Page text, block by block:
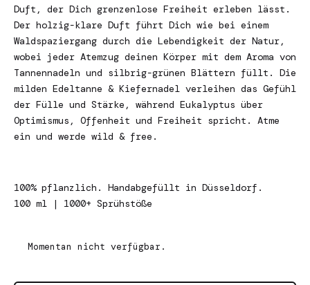
Duft, der Dich grenzenlose Freiheit erleben lässt.
Der holzig-klare Duft führt Dich wie bei einem
Waldspaziergang durch die Lebendigkeit der Natur,
wobei jeder Atemzug deinen Körper mit dem Aroma von
Tannennadeln und silbrig-grünen Blättern füllt. Die
milden Edeltanne & Kiefernadel verleihen das Gefühl
der Fülle und Stärke, während Eukalyptus über
Optimismus, Offenheit und Freiheit spricht. Atme
ein und werde wild & free.
100% pflanzlich. Handabgefüllt in Düsseldorf.
100 ml | 1000+ Sprühstöße
Momentan nicht verfügbar.